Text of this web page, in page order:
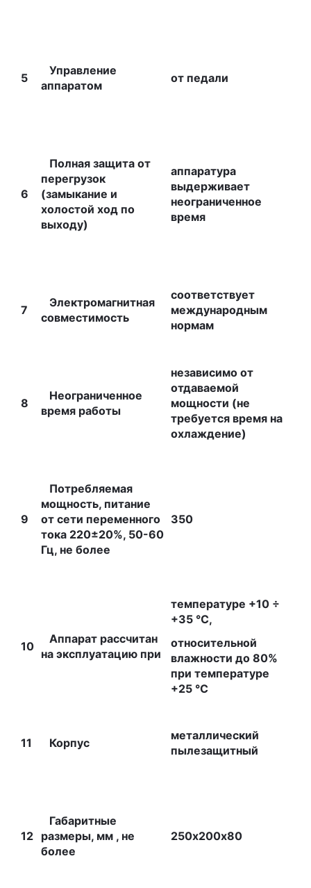
5
Управление
аппаратом
от педали
6
Полная защита от
перегрузок
(замыкание и
холостой ход по
выходу)
аппаратура
выдерживает
неограниченное
время
7
Электромагнитная
совместимость
соответствует
международным
нормам
8
Неограниченное
время работы
независимо от
отдаваемой
мощности (не
требуется время на
охлаждение)
9
Потребляемая
мощность, питание
от сети переменного
тока 220±20%, 50-60
Гц, не более
350
10
Аппарат рассчитан
на эксплуатацию при
температуре +10 ÷
+35 °С,
относительной
влажности до 80%
при температуре
+25 °С
11 Корпус
металлический
пылезащитный
12
Габаритные
размеры, мм , не
более
250х200х80